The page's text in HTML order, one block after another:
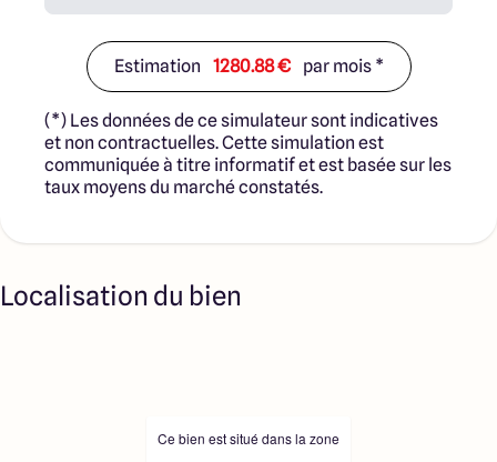
Estimation 1280.88 € par mois *
(*) Les données de ce simulateur sont indicatives
et non contractuelles. Cette simulation est
communiquée à titre informatif et est basée sur les
taux moyens du marché constatés.
Localisation du bien
Ce bien est situé dans la zone